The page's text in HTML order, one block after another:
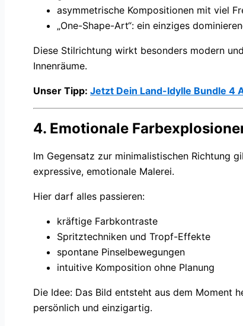
asymmetrische Kompositionen mit viel
„One-Shape-Art“: ein einziges
Diese Stilrichtung wirkt besonders modern
Innenräume.
Unser Tipp: Jetzt Dein Land-Idylle Bundle 4
4. Emotionale
Im Gegensatz zur minimalistischen Richtung
expressive, emotionale Malerei.
Hier darf alles passieren:
kräftige Farbkontraste
Spritztechniken und Tropf-Effekte
spontane Pinselbewegungen
intuitive Komposition ohne Planung
Die Idee: Das Bild entsteht aus dem Moment
persönlich und einzigartig.